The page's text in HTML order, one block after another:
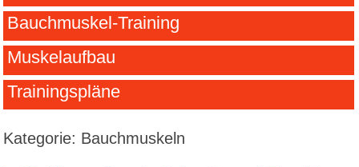
Bauchmuskel-Training
Muskelaufbau
Trainingspläne
Kategorie: Bauchmuskeln